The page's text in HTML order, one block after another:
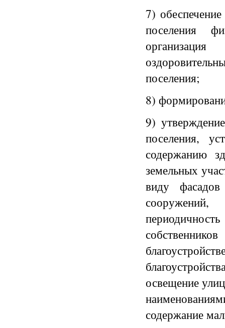
7)
поселения
поселения;
8)
9)
поселения,
содержанию
земельных
виду
освещение
содержание